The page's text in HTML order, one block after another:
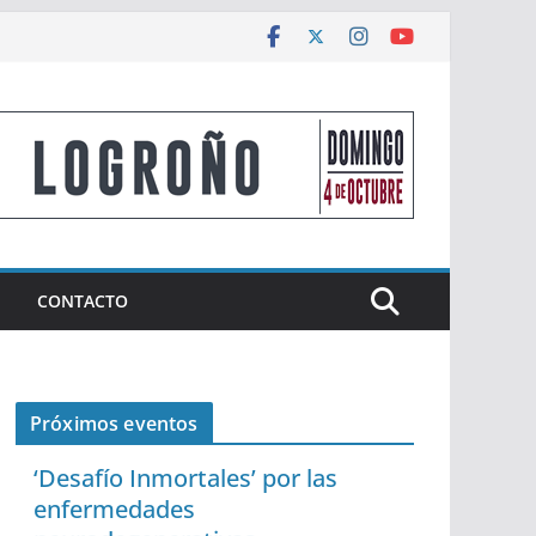
CONTACTO
Próximos eventos
‘Desafío Inmortales’ por las
enfermedades